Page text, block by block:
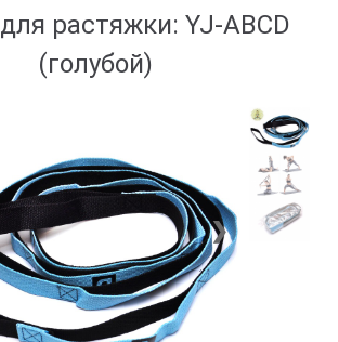
растяжки: YJ-ABCD
(голубой)
❯